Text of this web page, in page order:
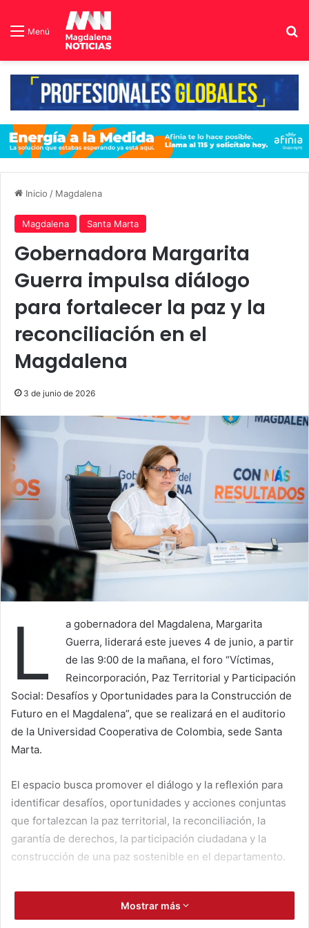
Menú
Inicio / Magdalena
Magdalena Santa Marta
Gobernadora Margarita
Guerra impulsa diálogo
para fortalecer la paz y la
reconciliación en el
Magdalena
3 de junio de 2026
L
a gobernadora del Magdalena, Margarita
Guerra, liderará este jueves 4 de junio, a partir
de las 9:00 de la mañana, el foro “Víctimas,
Reincorporación, Paz Territorial y Participación
Social: Desafíos y Oportunidades para la Construcción de
Futuro en el Magdalena”, que se realizará en el auditorio
de la Universidad Cooperativa de Colombia, sede Santa
Marta.
El espacio busca promover el diálogo y la reflexión para
identificar desafíos, oportunidades y acciones conjuntas
que fortalezcan la paz territorial, la reconciliación, la
garantía de derechos, la participación ciudadana y la
construcción de una paz sostenible en el departamento.
El primer panel abordará las oportunidades y obstáculos
del proceso de reincorporación en el Magdalena y contará
Mostrar más